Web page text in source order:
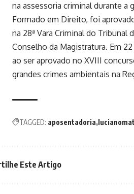
na assessoria criminal durante a
Formado em Direito, foi
na 28ª Vara Criminal do Tribunal
Conselho da Magistratura. Em
ao ser aprovado no XVIII
grandes crimes ambientais na
TAGGED: aposentadoria
Este Artigo